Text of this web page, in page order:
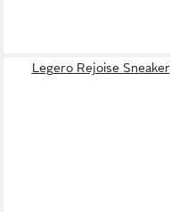
Legero Rejoise Sneaker